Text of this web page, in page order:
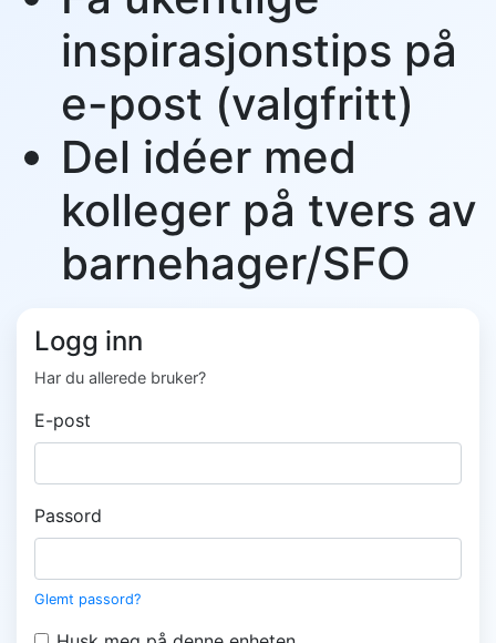
inspirasjonstips på
e-post (valgfritt)
Del idéer med
kolleger på tvers av
barnehager/SFO
Logg inn
Har du allerede bruker?
E-post
Passord
Glemt passord?